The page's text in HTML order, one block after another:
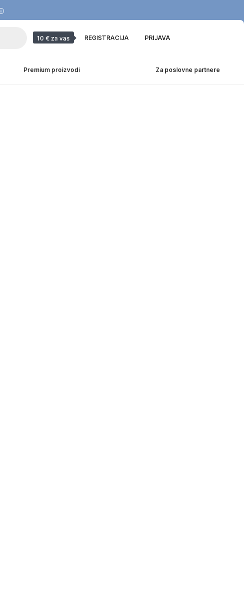
10 € za vas REGISTRACIJA PRIJAVA
Premium proizvodi Za poslovne partnere